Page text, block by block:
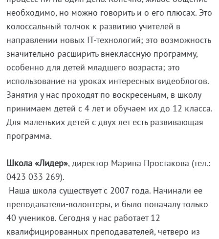
необходимо, но можно говорить и о его плюсах. Это
колоссальный толчок к развитию учителей в
направлении новых IT-технологий; это возможность
значительно расширить внеклассную программу,
особенно для детей младшего возраста; это
использование на уроках интересных видеоблогов.
Занятия у нас проходят по воскресеньям, в школу
принимаем детей с 4 лет и обучаем их до 12 класса.
Для маленьких детей с двух лет есть развивающая
программа.
Школа «Лидер», директор Марина Простакова (тел.:
0423 033 269).
Наша школа существует с 2007 года. Начинали ее
преподаватели-волонтеры, и было поначалу только
40 учеников. Сегодня у нас работает 12
квалифицированных преподавателей, четверо из